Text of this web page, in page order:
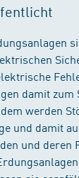
damit zum
werden
und damit
und deren